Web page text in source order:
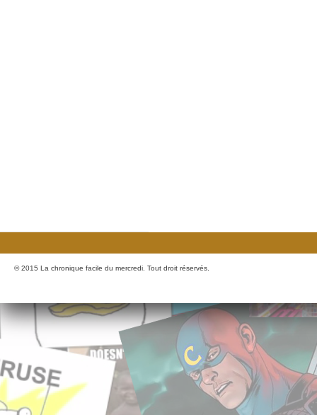
© 2015 La chronique facile du mercredi. Tout droit réservés.